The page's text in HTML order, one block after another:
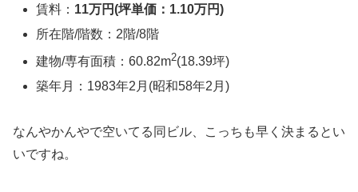
賃料： 11万円(坪単価：1.10万円)
所在階/階数：2階/8階
建物/専有面積：60.82m2(18.39坪)
築年月：1983年2月(昭和58年2月)
なんやかんやで空いてる同ビル、こっちも早く決まるとい
いですね。